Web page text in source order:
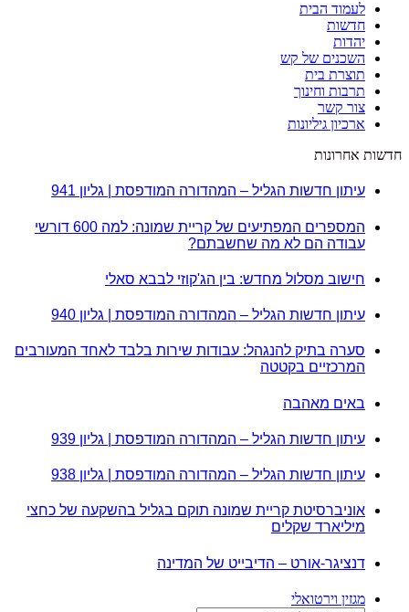
לעמוד הבית
חדשות
יהדות
השכנים של קש
תוצרת בית
תרבות וחינוך
צור קשר
ארכיון גיליונות
חדשות אחרונות
עיתון חדשות הגליל – המהדורה המודפסת | גליון 941
המספרים המפתיעים של קריית שמונה: למה 600 דורשי
עבודה הם לא מה שחשבתם?
חישוב מסלול מחדש: בין הג'קוזי לבבא סאלי
עיתון חדשות הגליל – המהדורה המודפסת | גליון 940
סערה בתיק להנגהל: עבודות שירות בלבד לאחד המעורבים
המרכזיים בקטטה
באים מאהבה
עיתון חדשות הגליל – המהדורה המודפסת | גליון 939
עיתון חדשות הגליל – המהדורה המודפסת | גליון 938
אוניברסיטת קריית שמונה תוקם בגליל בהשקעה של כחצי
מיליארד שקלים
דנציגר-אורט – הדיבייט של המדינה
מגזין וירטואלי